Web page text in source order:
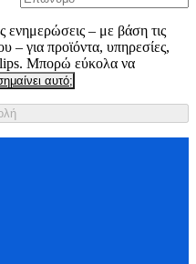
– με βάση τις
– για προϊόντα, υπηρεσίες,
Μπορώ εύκολα να
αυτό;